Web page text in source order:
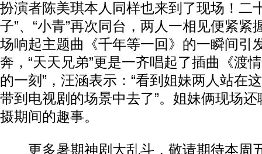
扮演者陈美琪本人同样也来到了现场！二
子”、“小青”再次同台，两人一相见便紧紧
场响起主题曲《千年等一回》的一瞬间引
奔，“天天兄弟”更是一齐唱起了插曲《渡
的一刻”，汪涵表示：“看到姐妹两人站在
带到电视剧的场景中去了”。姐妹俩现场
摄期间的趣事。
更多暑期神剧大乱斗，敬请期待本周